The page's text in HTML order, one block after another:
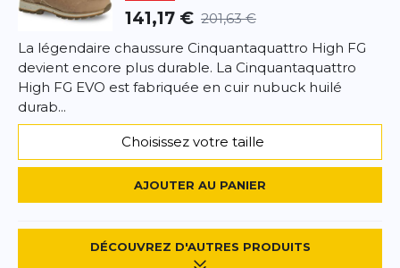
141,17 € 201,63 €
La légendaire chaussure Cinquantaquattro High FG
devient encore plus durable. La Cinquantaquattro
High FG EVO est fabriquée en cuir nubuck huilé
durab...
Choisissez votre taille
AJOUTER AU PANIER
DÉCOUVREZ D'AUTRES PRODUITS